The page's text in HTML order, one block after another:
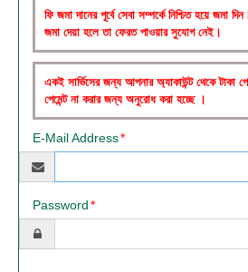
ফি জমা দানের পূর্বে সেবা সম্পর্কে নিশ্চিত হয়ে জমা
জমা দেয়া হলে তা ফেরত পাওয়ার সুযোগ নেই।
একই সার্ভিসের জন্য আপনার অ্যাকাউন্ট থেকে টাকা
পেমেন্ট না করার জন্য অনুরোধ করা হচ্ছে ।
E-Mail Address
Password